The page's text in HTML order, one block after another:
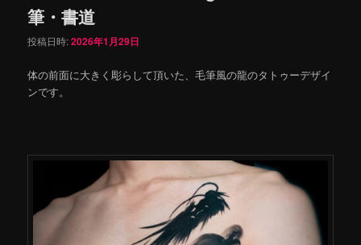
筆・書道
投稿日時:2026年1月29日
体の前面に大きく彫らして頂いた、毛筆風の龍のタトゥーデザイ
ンです。